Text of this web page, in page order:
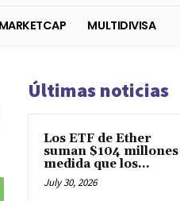
Últimas noticias
Los ETF de Ether
suman $104 millones
medida que los...
July 30, 2026